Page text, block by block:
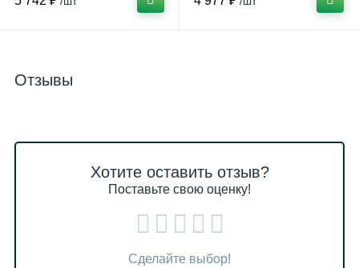
Отзывы
Хотите оставить отзыв?
Поставьте свою оценку!
Сделайте выбор!